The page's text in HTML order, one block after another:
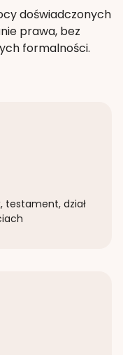
doświadczonych
prawa, bez
formalności.
testament, dział